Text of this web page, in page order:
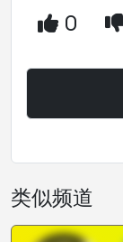
0
类似频道